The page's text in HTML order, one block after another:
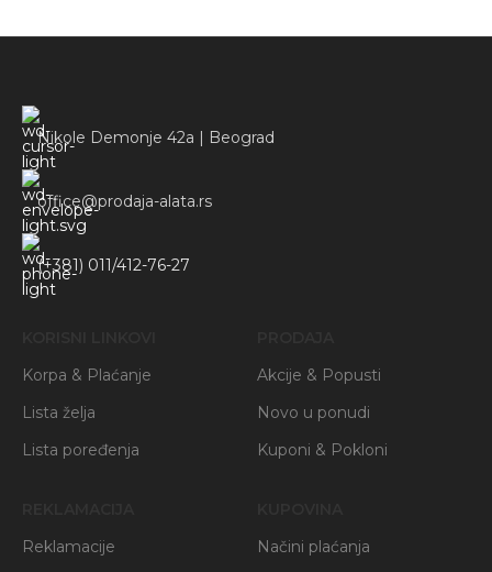
Nikole Demonje 42a | Beograd
office@prodaja-alata.rs
(+381) 011/412-76-27
Korpa & Plaćanje
Lista želja
Lista poređenja
Akcije & Popusti
Novo u ponudi
Kuponi & Pokloni
Reklamacije
Načini plaćanja